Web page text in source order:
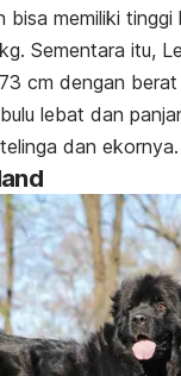
bisa memiliki tinggi
Sementara itu,
cm dengan
lebat dan
dan ekornya.